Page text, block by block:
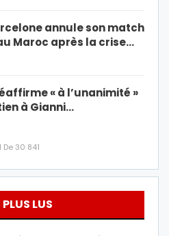
annule son match
Maroc après la crise…
« à l’unanimité »
à Gianni…
1 De 30 841
PLUS LUS